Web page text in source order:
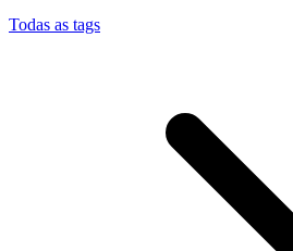
Todas as tags